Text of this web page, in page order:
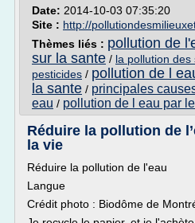
Date: 2014-10-03 07:35:20
Site : http://
Thèmes liés : pollution de
sur la sante / la pollution
pesticides / pollution de l
la sante / principales
eau / pollution de l eau par
Réduire la pollution de
la vie
Réduire la pollution de l'eau
Langue
Crédit photo : Biodôme de